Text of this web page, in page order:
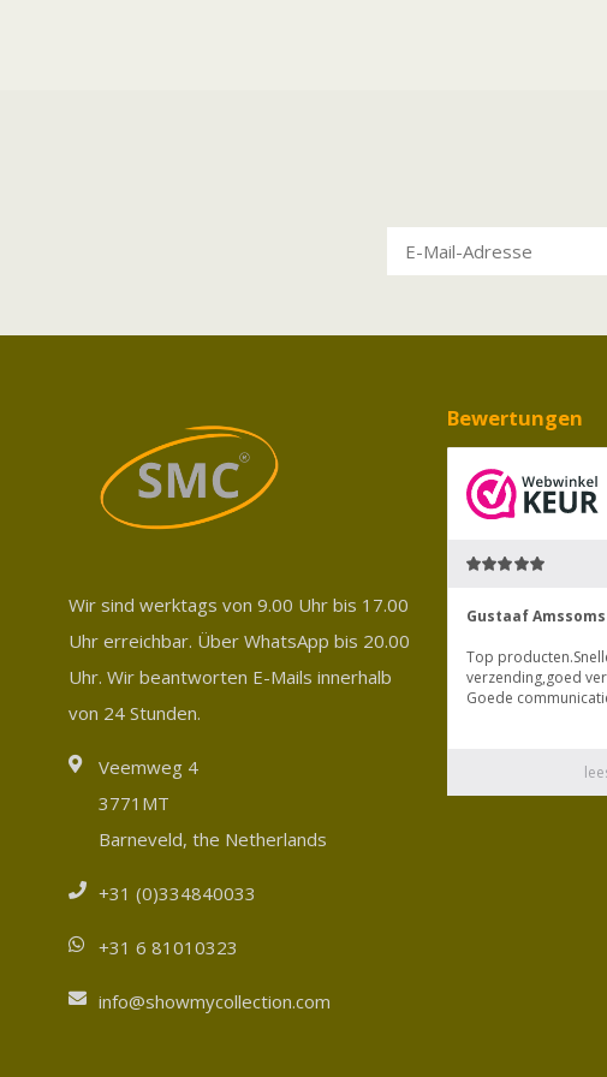
Wir sind werktags von 9.00 Uhr bis 17.00
Uhr erreichbar. Über WhatsApp bis 20.00
Uhr. Wir beantworten E-Mails innerhalb
von 24 Stunden.
Veemweg 4
3771MT
Barneveld, the Netherlands
+31 (0)334840033
+31 6 81010323
info@showmycollection.com
Bewertungen